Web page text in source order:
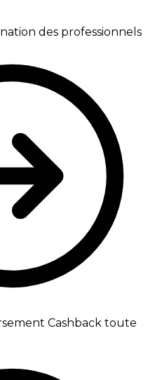
des professionnels
Cashback toute